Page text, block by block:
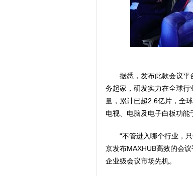
据悉，发布此款会议
务起家，研发实力在全球
量，累计已超2.6亿片，全
电视、电脑及电子白板功能
“不管进入哪个行业，
京发布MAXHUB高效的会
企业级会议市场先机。